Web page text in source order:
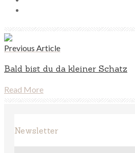
Previous Article
Bald bist du da kleiner Schatz
Read More
Newsletter